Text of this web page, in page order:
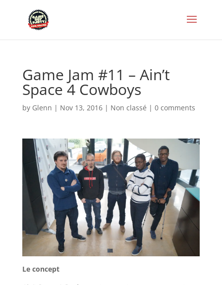
Game Jam #11 – Ain’t
Space 4 Cowboys
by Glenn | Nov 13, 2016| Non classé | 0 comments
Le concept